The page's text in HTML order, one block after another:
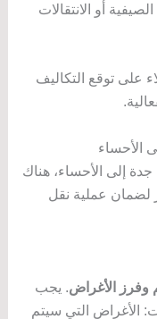
أو الانتقالات
على توقع التكاليف
الأحساء
إلى الأحساء، هناك
لضمان عملية نقل
وفرز الأغراض. يجب
الأغراض التي سيتم